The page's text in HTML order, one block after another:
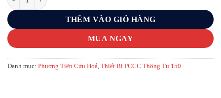
THÊM VÀO GIỎ HÀNG
MUA NGAY
Danh mục: Phương Tiện Cứu Hoả Thiết Bị PCCC Thông Tư 150